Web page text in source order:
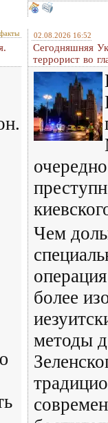
02.08.2026 16:52
Сегодняшняя
террорист во
Чем
более
методы